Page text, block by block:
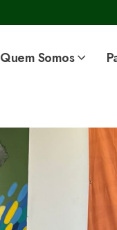
Quem Somos